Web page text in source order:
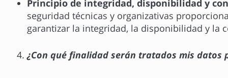
Principio de integridad, disponibilidad y
seguridad técnicas y organizativas
garantizar la integridad, la disponibilidad y la
¿Con qué finalidad serán tratados mis datos